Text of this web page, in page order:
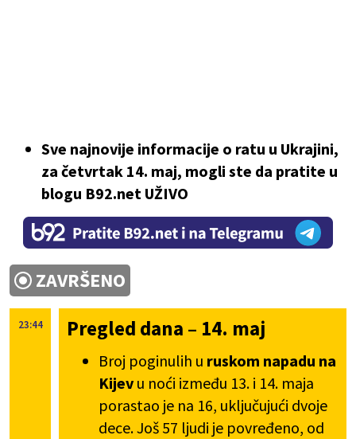
Sve najnovije informacije o ratu u Ukrajini,
za četvrtak 14. maj, mogli ste da pratite u
blogu B92.net UŽIVO
ZAVRŠENO
23:44 Pregled dana – 14. maj
Broj poginulih u ruskom napadu na
Kijev u noći između 13. i 14. maja
porastao je na 16, uključujući dvoje
dece. Još 57 ljudi je povređeno, od